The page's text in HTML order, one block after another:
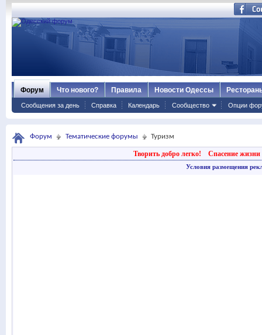
Форум
Сообщения за день Справка Календарь Сообщество Опции
Что нового? Правила Новости Одессы
Форум Тематические форумы Туризм
Творить добро легко! Спасение жизни
Условия размещения